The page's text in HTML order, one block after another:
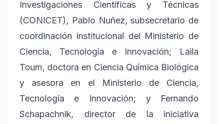
Investigaciones Científicas y Técnicas
(CONICET), Pablo Nuñez, subsecretario de
coordinación institucional del Ministerio de
Ciencia, Tecnología e Innovación; Laila
Toum, doctora en Ciencia Química Biológica
y asesora en el Ministerio de Ciencia,
Tecnología e Innovación; y Fernando
Schapachnik, director de la iniciativa